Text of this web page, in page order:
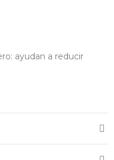
ayudan a reducir